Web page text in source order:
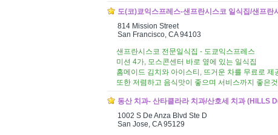
도(코)쿄익스프레스-샌프란시스코 일식집/샌프
814 Mission Street
San Francisco, CA 94103
샌프란시스코 전문일식집 - 도쿄익스프레스
미션 4가, 모스콘센터 바로 옆에 있는 일식집
홈메이드 김치와 아이스티, 뜨거운 차를 무료로 제
또한 저렴하고 음식맛이 좋으며 서비스까지 좋은
동산 치과- 산타클라라 치과/산호세 치과 (HILLS
1002 S De Anza Blvd Ste D
San Jose, CA 95129